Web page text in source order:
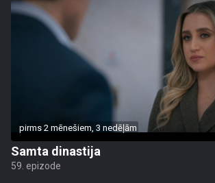
pirms 2 mēnešiem, 3 nedēļām
Samta dinastija
59. epizode